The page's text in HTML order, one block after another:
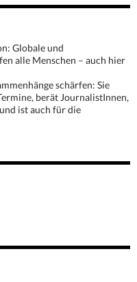
Globale und
alle Menschen – auch hier
schärfen: Sie
berät JournalistInnen,
ist auch für die